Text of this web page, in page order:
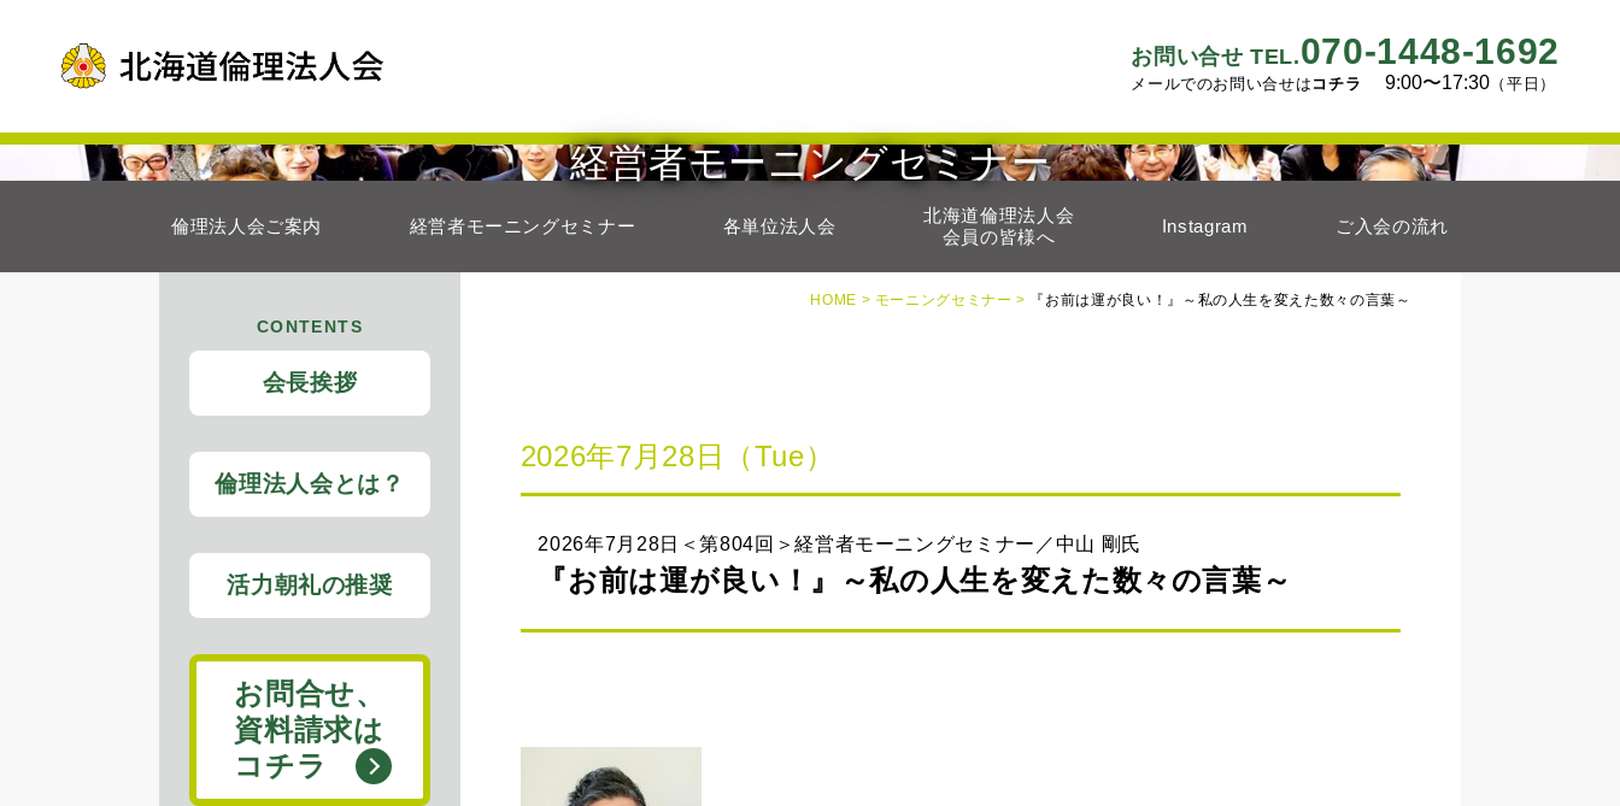
お問い合せ TEL.070-1448-1692
メールでのお問い合せは コチラ 9:00〜17:30 （平日）
経営者モーニングセミナー
倫理法人会ご案内 経営者モーニングセミナー 各単位法人会
北海道倫理法人会
会員の皆様へ
Instagram ご入会の流れ
HOME > モーニングセミナー > 『お前は運が良い！』～私の人生を変えた数々の言葉～
2026年7月28日（Tue）
2026年7月28日＜第804回＞経営者モーニングセミナー／中山 剛氏
『お前は運が良い！』～私の人生を変えた数々の言葉～
CONTENTS
会長挨拶
倫理法人会とは？
活力朝礼の推奨
お問合せ、
資料請求は
コチラ